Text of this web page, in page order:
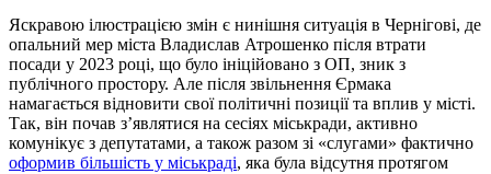
Яскравою ілюстрацією змін є нинішня ситуація в Чернігові, де
опальний мер міста Владислав Атрошенко після втрати
посади у 2023 році, що було ініційовано з ОП, зник з
публічного простору. Але після звільнення Єрмака
намагається відновити свої політичні позиції та вплив у місті.
Так, він почав з’являтися на сесіях міськради, активно
комунікує з депутатами, а також разом зі «слугами» фактично
оформив більшість у міськраді, яка була відсутня протягом